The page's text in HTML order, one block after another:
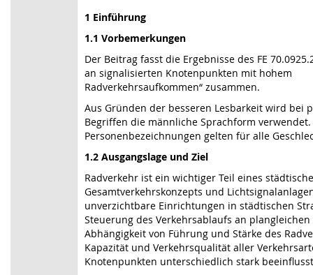
1 Einführung
1.1 Vorbemerkungen
Der Beitrag fasst die Ergebnisse des FE
an signalisierten Knotenpunkten mit hohem
Radverkehrsaufkommen“ zusammen.
Aus Gründen der besseren Lesbarkeit wird bei
Begriffen die männliche Sprachform
Personenbezeichnungen gelten für alle
1.2 Ausgangslage und Ziel
Radverkehr ist ein wichtiger Teil eines
Gesamtverkehrskonzepts und
unverzichtbare Einrichtungen in städtischen
Steuerung des Verkehrsablaufs an
Abhängigkeit von Führung und Stärke des
Kapazität und Verkehrsqualität aller
Knotenpunkten unterschiedlich stark